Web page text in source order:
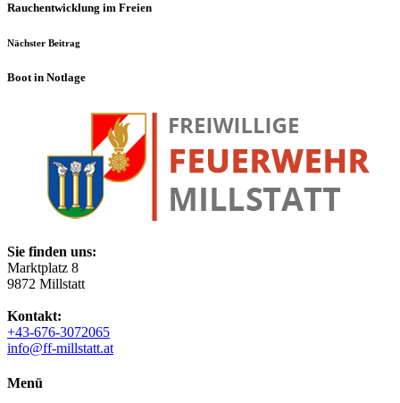
Rauchentwicklung im Freien
Nächster Beitrag
Boot in Notlage
Sie finden uns:
Marktplatz 8
9872 Millstatt
Kontakt:
+43-676-3072065
info@ff-millstatt.at
Menü